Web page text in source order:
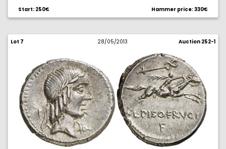
Start: 250€ Hammer price: 330€
Lot 7 28/05/2013 Auction 252-1